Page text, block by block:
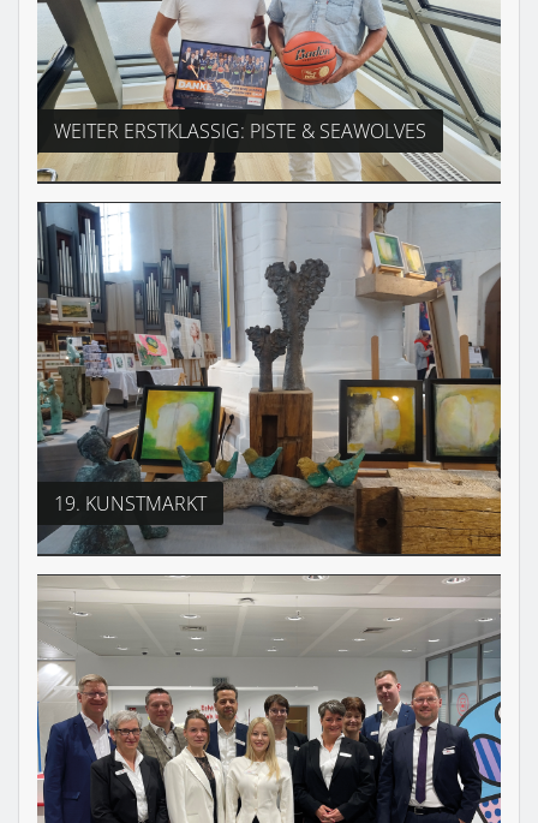
WEITER ERSTKLASSIG: PISTE & SEAWOLVES
19. KUNSTMARKT